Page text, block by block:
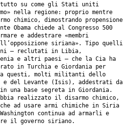
su come gli Stati uniti
nella regione: proprio mentre
chimico, dimostrando propensione
Obama chiede al Congresso 500
e addestrare «membri
siriana». Tipo quelli
– reclutati in Libia,
e altri paesi – che la Cia ha
in Turchia e Giordania per
questi, molti militanti dello
e del Levante (Isis), addestrati da
base segreta in Giordania.
abbia realizzato il disarmo chimico,
ad usare armi chimiche in Siria
Washington continua ad armarli e
il governo siriano.